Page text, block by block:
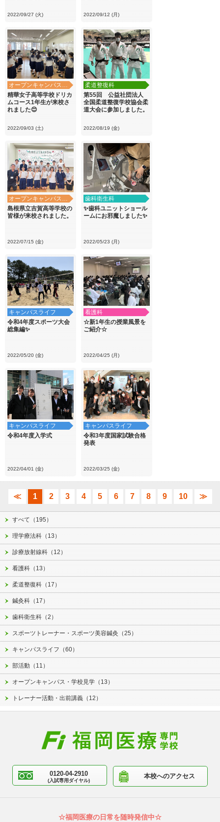
2022/09/27 (火) 2022/09/12 (月)
オープンキャンパス・学校見学
精華女子高等学校ドリカ
ムコース1年生が来校さ
れました😊
2022/09/03 (土)
柔道整復科
第55回 公益社団法人
全国柔道整復学校協会柔
道大会に参加しました。
2022/08/19 (金)
オープンキャンパス・学校見学
島根県立吉賀高等学校の
皆様が来校されました。
2022/07/15 (金)
歯科衛生科
✨歯科ユニットショール
ームにお邪魔しました✨
2022/05/23 (月)
キャンパスライフ
令和4年度スポーツ大会
総集編✨
2022/05/20 (金)
看護科
☆新1年生の授業風景を
ご紹介☆
2022/04/25 (月)
キャンパスライフ
令和4年度入学式
2022/04/01 (金)
キャンパスライフ
令和3年度国家試験合格
発表
2022/03/25 (金)
≪ 1 2 3 4 5 6 7 8 9 10 ≫
すべて（195）
理学療法科（13）
診療放射線科（12）
看護科（13）
柔道整復科（17）
鍼灸科（17）
歯科衛生科（2）
スポーツトレーナー・スポーツ美容鍼灸（25）
キャンパスライフ（60）
部活動（11）
オープンキャンパス・学校見学（13）
トレーナー活動・出前講義（12）
0120-04-2910
(入試専用ダイヤル)
本校へのアクセス
☆福岡医療の日常を随時発信中☆